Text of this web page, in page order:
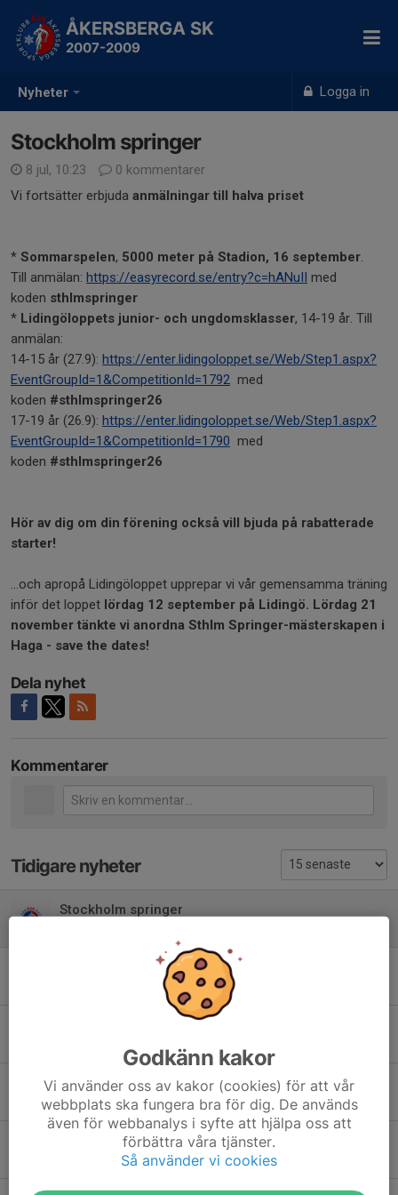
Nyheter Logga in
ÅKERSBERGA SK
2007-2009
Stockholm springer
8 jul, 10:23
0 kommentarer
Vi fortsätter erbjuda anmälningar till halva priset
* Sommarspelen, 5000 meter på Stadion, 16 september.
Till anmälan: https://easyrecord.se/entry?c=hANuII med
koden sthlmspringer
* Lidingöloppets junior- och ungdomsklasser, 14-19 år. Till
anmälan:
14-15 år (27.9): https://enter.lidingoloppet.se/Web/Step1.aspx?
EventGroupId=1&CompetitionId=1792 med
koden #sthlmspringer26
17-19 år (26.9): https://enter.lidingoloppet.se/Web/Step1.aspx?
EventGroupId=1&CompetitionId=1790 med
koden #sthlmspringer26
Hör av dig om din förening också vill bjuda på rabatterade
starter!
...och apropå Lidingöloppet upprepar vi vår gemensamma träning
inför det loppet lördag 12 september på Lidingö. Lördag 21
november tänkte vi anordna Sthlm Springer-mästerskapen i
Haga - save the dates!
Dela nyhet
Kommentarer
Tidigare nyheter
Stockholm springer
Zelda åker till Tyskland
Stockholm springer
5 mar, 15:41 0
Stockholm springer
18 nov 2025 0
Godkänn kakor
Vi använder oss av kakor (cookies) för att vår
webbplats ska fungera bra för dig. De används
även för webbanalys i syfte att hjälpa oss att
förbättra våra tjänster.
Så använder vi cookies